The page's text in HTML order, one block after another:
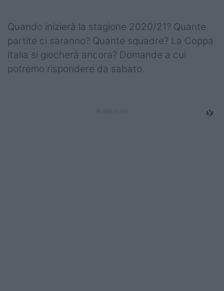
Quando inizierà la stagione 2020/21? Quante
partite ci saranno? Quante squadre? La Coppa
Italia si giocherà ancora? Domande a cui
potremo rispondere da sabato.